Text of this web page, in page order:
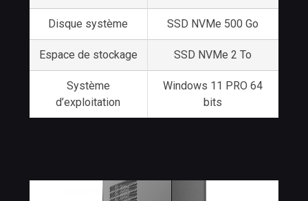
Disque système SSD NVMe 500 Go
Espace de stockage SSD NVMe 2 To
Système
d’exploitation
Windows 11 PRO 64
bits